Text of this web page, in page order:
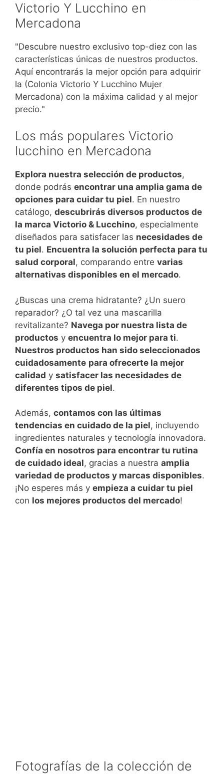
Victorio Y Lucchino en
Mercadona
"Descubre nuestro exclusivo top-diez con las
características únicas de nuestros productos.
Aquí encontrarás la mejor opción para adquirir
la (Colonia Victorio Y Lucchino Mujer
Mercadona) con la máxima calidad y al mejor
precio."
Los más populares Victorio
lucchino en Mercadona
Explora nuestra selección de productos,
donde podrás encontrar una amplia gama de
opciones para cuidar tu piel. En nuestro
catálogo, descubrirás diversos productos de
la marca Victorio & Lucchino, especialmente
diseñados para satisfacer las necesidades de
tu piel. Encuentra la solución perfecta para tu
salud corporal, comparando entre varias
alternativas disponibles en el mercado.
¿Buscas una crema hidratante? ¿Un suero
reparador? ¿O tal vez una mascarilla
revitalizante? Navega por nuestra lista de
productos y encuentra lo mejor para ti.
Nuestros productos han sido seleccionados
cuidadosamente para ofrecerte la mejor
calidad y satisfacer las necesidades de
diferentes tipos de piel.
Además, contamos con las últimas
tendencias en cuidado de la piel, incluyendo
ingredientes naturales y tecnología innovadora.
Confía en nosotros para encontrar tu rutina
de cuidado ideal, gracias a nuestra amplia
variedad de productos y marcas disponibles.
¡No esperes más y empieza a cuidar tu piel
con los mejores productos del mercado!
Fotografías de la colección de